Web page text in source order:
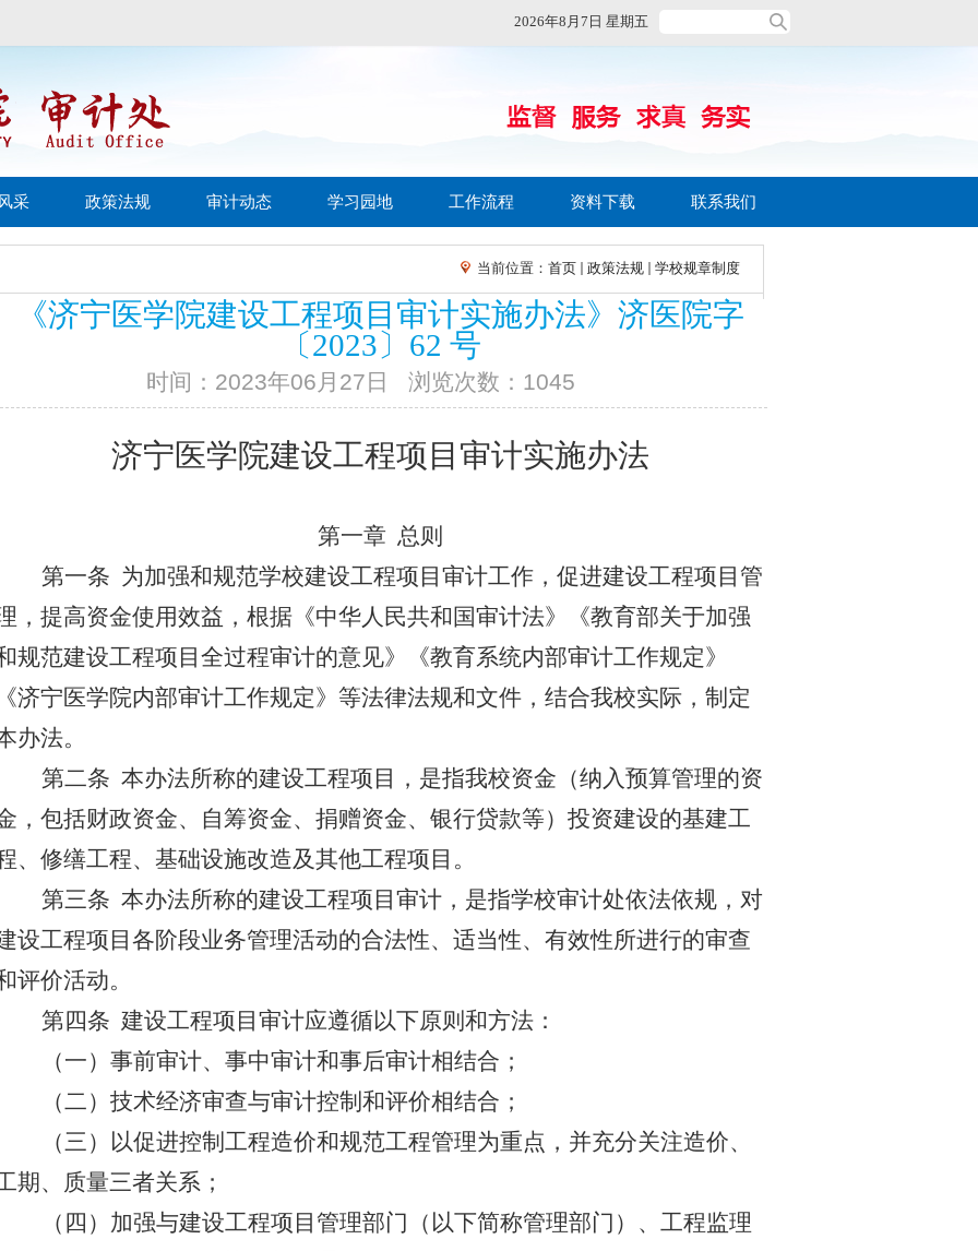
2026年8月7日 星期五
采 政策法规 审计动态 学习园地 工作流程 资料下载 联系我们
当前位置： 首页 政策法规 学校规章制度
《济宁医学院建设工程项目审计实施办法》济医院字
〔2023〕62 号
时间：2023年06月27日 浏览次数： 1045
济宁医学院建设工程项目审计实施办法
第一章 总则
第一条 为加强和规范学校建设工程项目审计工作，促进建设工程项目管
，提高资金使用效益，根据《中华人民共和国审计法》《教育部关于加强
规范建设工程项目全过程审计的意见》
《教育系统内部审计工作规定》
《济宁医学院内部审计工作规定》 等法律法规和文件，结合我校实际，制定
办法。
第二条 本办法所称的建设工程项目，是指我校资金（纳入预算管理的资
，包括财政资金、自筹资金、捐赠资金、银行贷款等）投资建设的基建工
、修缮工程、基础设施改造及其他工程项目。
第三条 本办法所称的建设工程项目审计，是指学校审计处依法依规，对
设工程项目各阶段业务管理活动的合法性、适当性、有效性所进行的审查
评价活动。
第四条 建设工程项目审计应遵循以下原则和方法：
（一）事前审计、事中审计和事后审计相结合；
（二）技术经济审查与审计控制和评价相结合；
（三）以促进控制工程造价和规范工程管理为重点，并充分关注造价、
期、质量三者关系；
（四）加强与建设工程项目管理部门（以下简称管理部门）、工程监理